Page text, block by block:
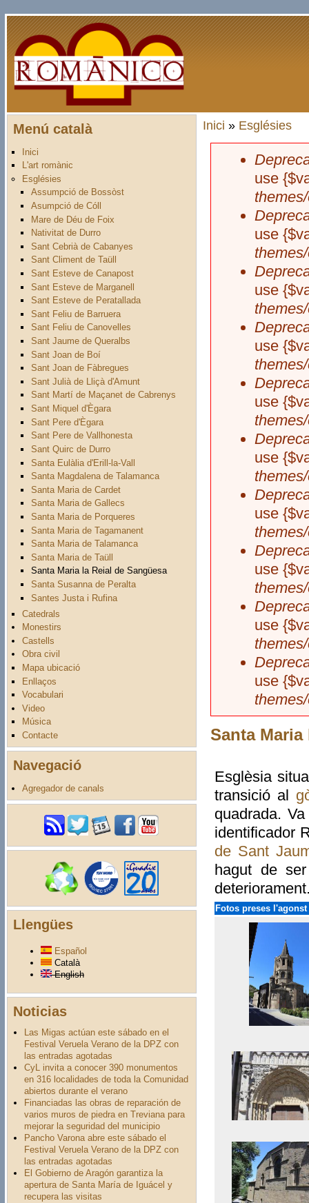
Vés al contingut
Menú català
Inici
L'art romànic
Esglésies
Assumpció de Bossòst
Asumpció de Cóll
Mare de Déu de Foix
Nativitat de Durro
Sant Cebrià de Cabanyes
Sant Climent de Taüll
Sant Esteve de Canapost
Sant Esteve de Marganell
Sant Esteve de Peratallada
Sant Feliu de Barruera
Sant Feliu de Canovelles
Sant Jaume de Queralbs
Sant Joan de Boí
Sant Joan de Fàbregues
Sant Julià de Lliçà d'Amunt
Sant Martí de Maçanet de Cabrenys
Sant Miquel d'Ègara
Sant Pere d'Ègara
Sant Pere de Vallhonesta
Sant Quirc de Durro
Santa Eulàlia d'Erill-la-Vall
Santa Magdalena de Talamanca
Santa Maria de Cardet
Santa Maria de Gallecs
Santa Maria de Porqueres
Santa Maria de Tagamanent
Santa Maria de Talamanca
Santa Maria de Taüll
Santa Maria la Reial de Sangüesa
Santa Susanna de Peralta
Santes Justa i Rufina
Catedrals
Monestirs
Castells
Obra civil
Mapa ubicació
Enllaços
Vocabulari
Video
Música
Contacte
Navegació
Agregador de canals
Llengües
Español
Català
English
Noticias
Las Migas actúan este sábado en el
Festival Veruela Verano de la DPZ con
las entradas agotadas
CyL invita a conocer 390 monumentos
en 316 localidades de toda la Comunidad
abiertos durante el verano
Financiadas las obras de reparación de
varios muros de piedra en Treviana para
mejorar la seguridad del municipio
Pancho Varona abre este sábado el
Festival Veruela Verano de la DPZ con
las entradas agotadas
El Gobierno de Aragón garantiza la
apertura de Santa María de Iguácel y
recupera las visitas
Esteu aquí
Inici » Esglésies
use
use
use
use
use
use
use
use
use
use
Santa Maria
Esglèsia
transició al
quadrada.
identificador
de Sant
hagut de
Fotos preses l'agonst